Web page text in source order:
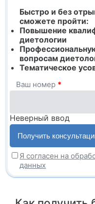
Быстро и без
сможете пройти:
Повышение
диетологии
вопросам
Тематическое
Ваш номер *
Неверный ввод
Я согласен на
данных